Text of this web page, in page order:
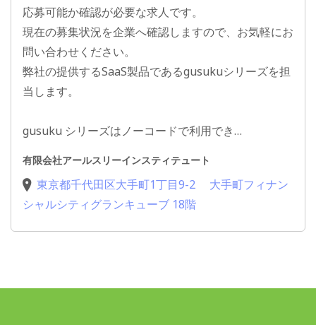
応募可能か確認が必要な求人です。
現在の募集状況を企業へ確認しますので、お気軽にお
問い合わせください。
弊社の提供するSaaS製品であるgusukuシリーズを担
当します。
gusuku シリーズはノーコードで利用でき…
有限会社アールスリーインスティテュート
東京都千代田区大手町1丁目9-2 大手町フィナン
シャルシティグランキューブ 18階